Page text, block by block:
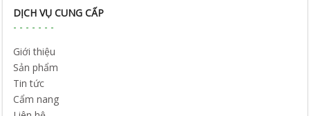
DỊCH VỤ CUNG CẤP
Giới thiệu
Sản phẩm
Tin tức
Cẩm nang